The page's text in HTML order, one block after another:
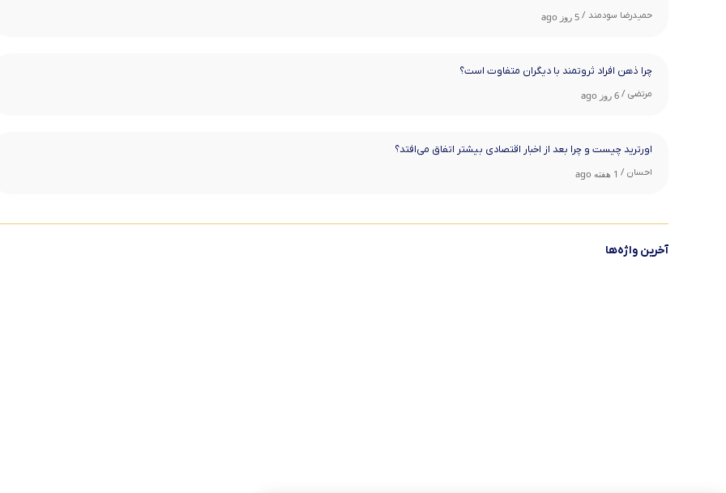
حمیدرضا سودمند / 5 روز ago
چرا ذهن افراد ثروتمند با دیگران متفاوت است؟
مرتضی / 6 روز ago
اورترید چیست و چرا بعد از اخبار اقتصادی بیشتر اتفاق می‌افتد؟
احسان / 1 هفته ago
آخرین واژه‌ها